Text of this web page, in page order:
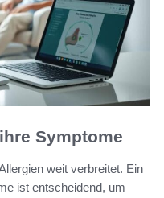
Symptome
weit verbreitet. Ein
ist entscheidend, um